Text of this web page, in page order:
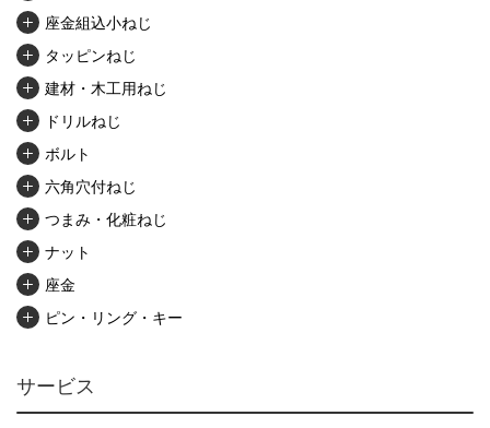
座金組込小ねじ
タッピンねじ
建材・木工用ねじ
ドリルねじ
ボルト
六角穴付ねじ
つまみ・化粧ねじ
ナット
座金
ピン・リング・キー
アンカー・プラグ
ユニファイねじ
サービス